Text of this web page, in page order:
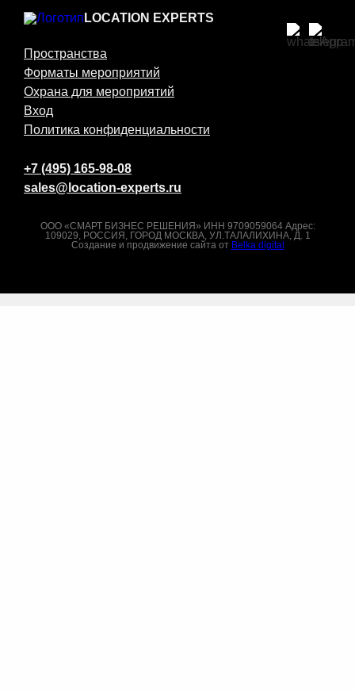
LOCATION EXPERTS
Пространства
Форматы мероприятий
Охрана для мероприятий
Вход
Политика конфиденциальности
+7 (495) 165-98-08
sales@location-experts.ru
ООО «СМАРТ БИЗНЕС РЕШЕНИЯ» ИНН 9709059064 Адрес:
109029, РОССИЯ, ГОРОД МОСКВА, УЛ.ТАЛАЛИХИНА, Д. 1
Создание и продвижение сайта от Belka digital